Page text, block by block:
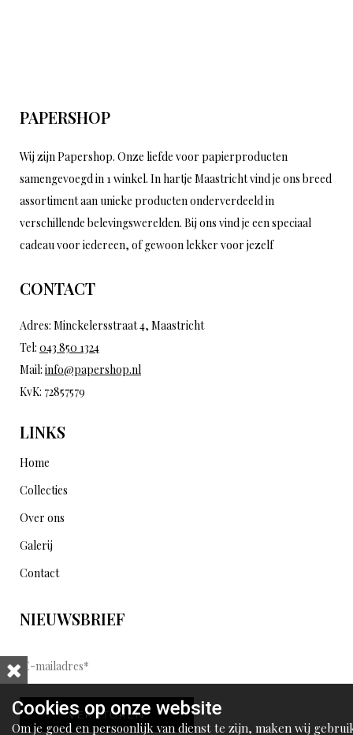
PAPERSHOP
Wij zijn Papershop. Onze liefde voor papierproducten
samengevoegd in 1 winkel. In hartje Maastricht vind je ons breed
assortiment aan unieke producten onderverdeeld in
verschillende belevingswerelden. Bij ons vind je een speciaal
cadeau voor iedereen, of gewoon lekker voor jezelf
CONTACT
Adres: Minckelersstraat 4, Maastricht
Tel: 043 850 1324
Mail: info@papershop.nl
KvK: 72857579
LINKS
Home
Collecties
Over ons
Galerij
Contact
NIEUWSBRIEF
E
-
m
a
VERSTUREN
Cookies op onze website
Om je goed en persoonlijk van dienst te zijn, maken wij